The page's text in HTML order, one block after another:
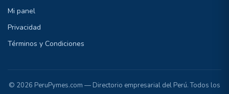
Mi panel
Privacidad
Términos y Condiciones
© 2026 PeruPymes.com — Directorio empresarial del Perú. Todos los